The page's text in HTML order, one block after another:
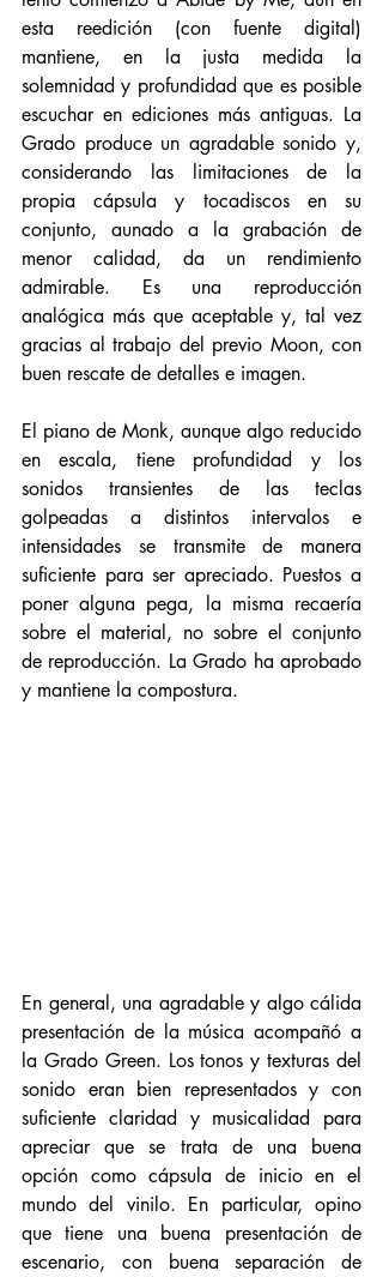
esta reedición (con fuente digital)
mantiene, en la justa medida la
solemnidad y profundidad que es posible
escuchar en ediciones más antiguas. La
Grado produce un agradable sonido y,
considerando las limitaciones de la
propia cápsula y tocadiscos en su
conjunto, aunado a la grabación de
menor calidad, da un rendimiento
admirable. Es una reproducción
analógica más que aceptable y, tal vez
gracias al trabajo del previo Moon, con
buen rescate de detalles e imagen.
El piano de Monk, aunque algo reducido
en escala, tiene profundidad y los
sonidos transientes de las teclas
golpeadas a distintos intervalos e
intensidades se transmite de manera
suficiente para ser apreciado. Puestos a
poner alguna pega, la misma recaería
sobre el material, no sobre el conjunto
de reproducción. La Grado ha aprobado
y mantiene la compostura.
En general, una agradable y algo cálida
presentación de la música acompañó a
la Grado Green. Los tonos y texturas del
sonido eran bien representados y con
suficiente claridad y musicalidad para
apreciar que se trata de una buena
opción como cápsula de inicio en el
mundo del vinilo. En particular, opino
que tiene una buena presentación de
escenario, con buena separación de